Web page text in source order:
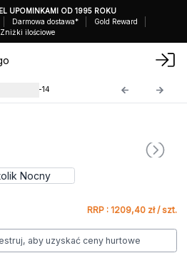
UPOMINKAMI OD 1995 ROKU
Darmowa dostawa*
Gold Reward
Zniżki ilościowe
ACShop-14
RRP : 1209,40 zł / szt.
aby uzyskać ceny hurtowe